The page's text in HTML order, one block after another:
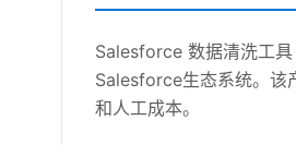
Salesforce 数据清洗工
Salesforce生态系统。该
和人工成本。